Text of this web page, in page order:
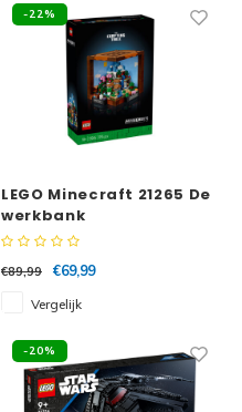
-22%
LEGO Minecraft 21265 De
werkbank
€89,99
€69,99
Vergelijk
-20%